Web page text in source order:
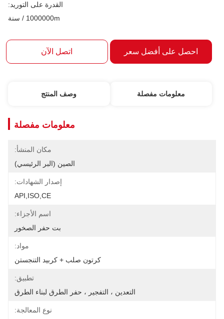
القدرة على التوريد:
1000000m / سنة
احصل على أفضل سعر اتصل الآن
معلومات مفصلة وصف المنتج
معلومات مفصلة
مكان المنشأ:
الصين (البر الرئيسي)
إصدار الشهادات:
API,ISO,CE
اسم الأجزاء:
بت حفر الصخور
مواد:
كرتون صلب + كربيد التنجستن
تطبيق:
التعدين ، التفجير ، حفر الطرق لبناء الطرق
نوع المعالجة: